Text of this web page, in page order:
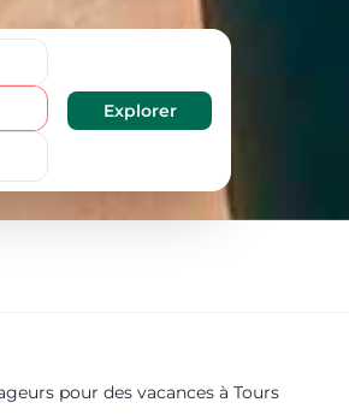
pour des vacances à Tours